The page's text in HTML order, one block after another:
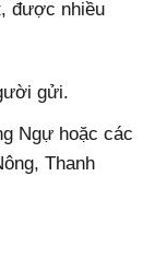
được nhiều
gửi.
Ngự hoặc các
Thanh